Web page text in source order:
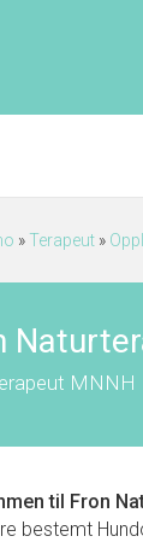
»Terapeut »
MNNH
til Fron
bestemt